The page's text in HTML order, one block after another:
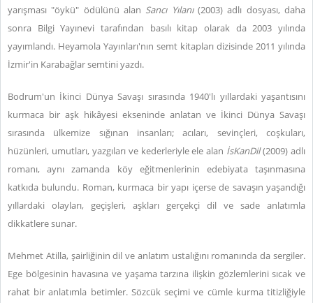
yarışması "öykü" ödülünü alan Sancı Yılanı(2003) adlı dosyası, daha
sonra Bilgi Yayınevi tarafından basılı kitap olarak da 2003 yılında
yayımlandı. Heyamola Yayınları'nın semt kitapları dizisinde 2011 yılında
İzmir'in Karabağlar semtini yazdı.
Bodrum'un İkinci Dünya Savaşı sırasında 1940'lı yıllardaki yaşantısını
kurmaca bir aşk hikâyesi ekseninde anlatan ve İkinci Dünya Savaşı
sırasında ülkemize sığınan insanları; acıları, sevinçleri, coşkuları,
hüzünleri, umutları, yazgıları ve kederleriyle ele alan İsKanDil(2009) adlı
romanı, aynı zamanda köy eğitmenlerinin edebiyata taşınmasına
katkıda bulundu. Roman, kurmaca bir yapı içerse de savaşın yaşandığı
yıllardaki olayları, geçişleri, aşkları gerçekçi dil ve sade anlatımla
dikkatlere sunar.
Mehmet Atilla, şairliğinin dil ve anlatım ustalığını romanında da sergiler.
Ege bölgesinin havasına ve yaşama tarzına ilişkin gözlemlerini sıcak ve
rahat bir anlatımla betimler. Sözcük seçimi ve cümle kurma titizliğiyle